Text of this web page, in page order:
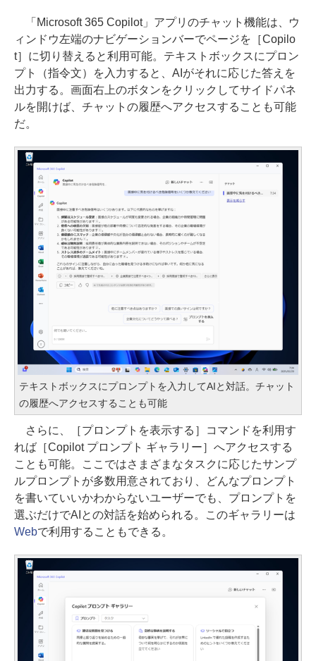
「Microsoft 365 Copilot」アプリのチャット機能は、ウ
ィンドウ左端のナビゲーションバーでページを［Copilo
t］に切り替えると利用可能。テキストボックスにプロン
プト（指令文）を入力すると、AIがそれに応じた答えを
出力する。画面右上のボタンをクリックしてサイドパネ
ルを開けば、チャットの履歴へアクセスすることも可能
だ。
テキストボックスにプロンプトを入力してAIと対話。チャット
の履歴へアクセスすることも可能
さらに、［プロンプトを表示する］コマンドを利用す
れば［Copilot プロンプト ギャラリー］へアクセスする
ことも可能。ここではさまざまなタスクに応じたサンプ
ルプロンプトが多数用意されており、どんなプロンプト
を書いていいかわからないユーザーでも、プロンプトを
選ぶだけでAIとの対話を始められる。このギャラリーは
Webで利用することもできる。